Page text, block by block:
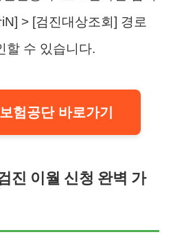
> [검진대상조회] 경로
할 수 있습니다.
험공단 바로가기
진 이월 신청 완벽 가